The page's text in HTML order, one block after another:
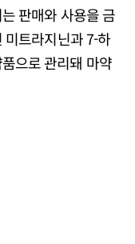
판매와 사용을 금
미트라지닌과 7-하
으로 관리돼 마약